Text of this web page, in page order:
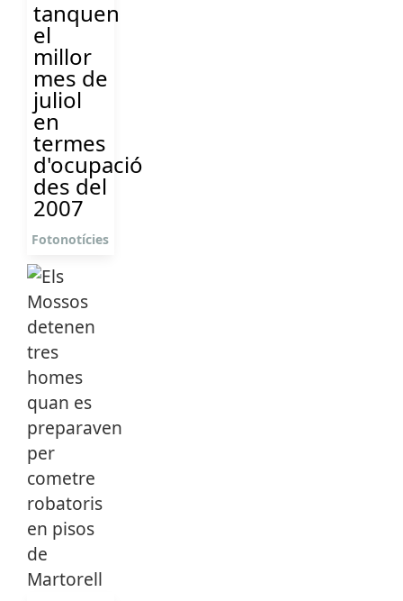
tanquen
el
millor
mes de
juliol
en
termes
d'ocupació
des del
2007
Fotonotícies